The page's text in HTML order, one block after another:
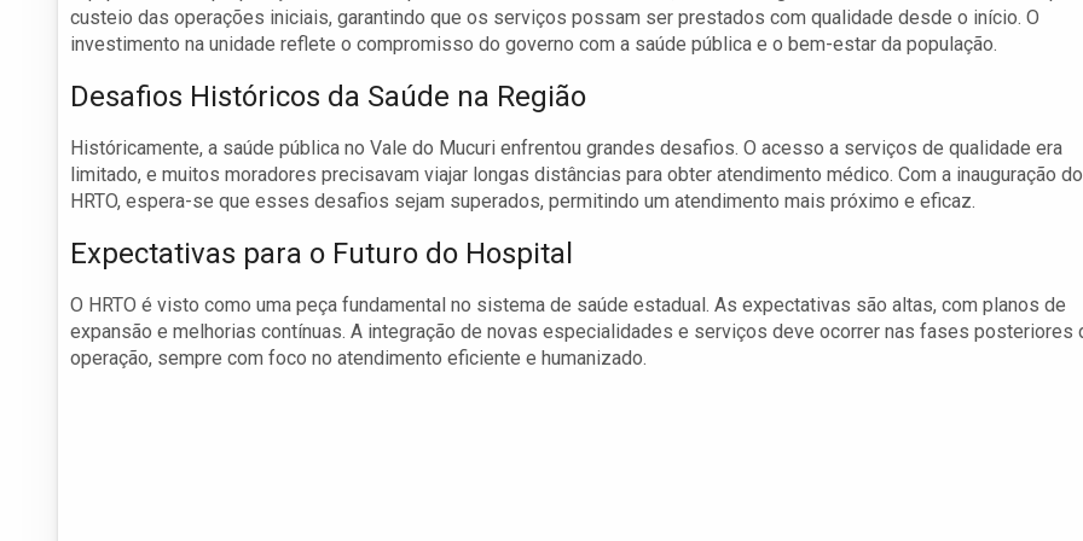
custeio das operações iniciais, garantindo que os serviços possam ser prestados com qualidade desde o início. O
investimento na unidade reflete o compromisso do governo com a saúde pública e o bem-estar da população.
Desafios Históricos da Saúde na Região
Históricamente, a saúde pública no Vale do Mucuri enfrentou grandes desafios. O acesso a serviços de qualidade era
limitado, e muitos moradores precisavam viajar longas distâncias para obter atendimento médico. Com a inauguração do
HRTO, espera-se que esses desafios sejam superados, permitindo um atendimento mais próximo e eficaz.
Expectativas para o Futuro do Hospital
O HRTO é visto como uma peça fundamental no sistema de saúde estadual. As expectativas são altas, com planos de
expansão e melhorias contínuas. A integração de novas especialidades e serviços deve ocorrer nas fases posteriores
operação, sempre com foco no atendimento eficiente e humanizado.